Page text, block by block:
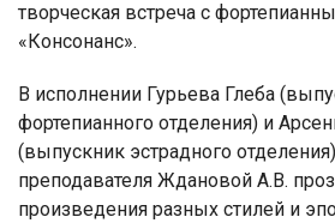
творческая встреча с
«Консонанс».
В исполнении Гурьева Глеба
фортепианного отделения) и
(выпускник эстрадного
преподавателя Ждановой А.В.
произведения разных стилей и